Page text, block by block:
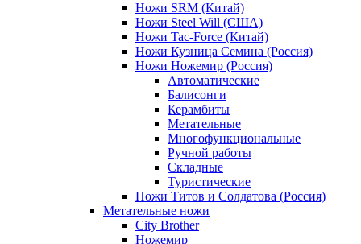
Ножи SRM (Китай)
Ножи Steel Will (США)
Ножи Tac-Force (Китай)
Ножи Кузница Семина (Россия)
Ножи Ножемир (Россия)
Автоматические
Балисонги
Керамбиты
Метательные
Многофункциональные
Ручной работы
Складные
Туристические
Ножи Титов и Солдатова (Россия)
Метательные ножи
City Brother
Ножемир